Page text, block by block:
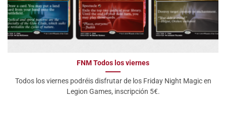
FNM Todos los viernes
Todos los viernes podréis disfrutar de los Friday Night Magic en
Legion Games, inscripción 5€.